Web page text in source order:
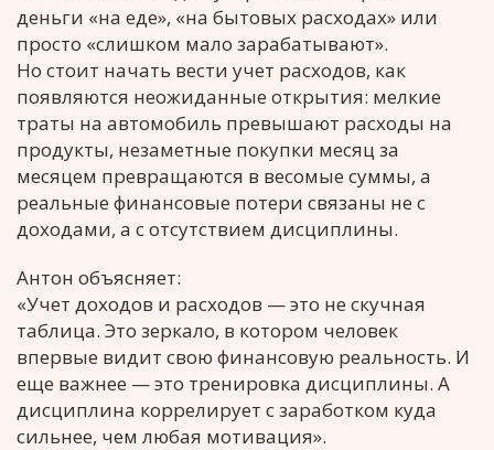
деньги «на еде», «на бытовых расходах» или
просто «слишком мало зарабатывают».
Но стоит начать вести учет расходов, как
появляются неожиданные открытия: мелкие
траты на автомобиль превышают расходы на
продукты, незаметные покупки месяц за
месяцем превращаются в весомые суммы, а
реальные финансовые потери связаны не с
доходами, а с отсутствием дисциплины.
Антон объясняет:
«Учет доходов и расходов — это не скучная
таблица. Это зеркало, в котором человек
впервые видит свою финансовую реальность. И
еще важнее — это тренировка дисциплины. А
дисциплина коррелирует с заработком куда
сильнее, чем любая мотивация».